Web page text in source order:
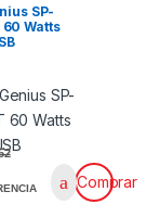
SP-
60 Watts
Comprar